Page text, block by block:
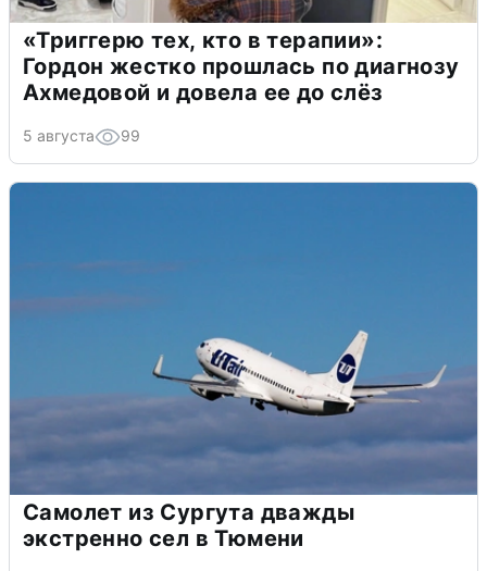
«Триггерю тех, кто в терапии»:
Гордон жестко прошлась по диагнозу
Ахмедовой и довела ее до слёз
5 августа 99
Самолет из Сургута дважды
экстренно сел в Тюмени